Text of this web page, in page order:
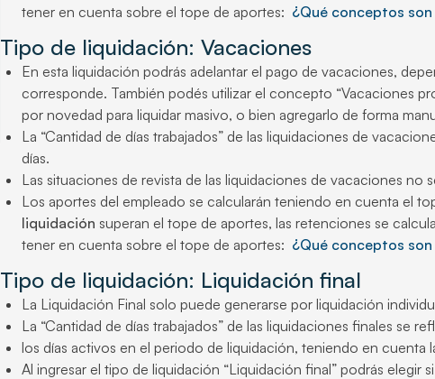
tener en cuenta sobre el tope de aportes: ¿Qué conceptos
Tipo de liquidación: Vacaciones
En esta liquidación podrás adelantar el pago de vacaciones,
corresponde. También podés utilizar el concepto “Vacaciones
por novedad para liquidar masivo, o bien agregarlo de forma
La “Cantidad de días trabajados” de las liquidaciones de
días.
Las situaciones de revista de las liquidaciones de vacaciones no
Los aportes del empleado se calcularán teniendo en cuenta el
liquidación superan el tope de aportes, las retenciones se
tener en cuenta sobre el tope de aportes: ¿Qué conceptos
Tipo de liquidación: Liquidación final
La Liquidación Final solo puede generarse por liquidación
La “Cantidad de días trabajados” de las liquidaciones finales se
los días activos en el periodo de liquidación, teniendo en cuenta
Al ingresar el tipo de liquidación “Liquidación final” podrás elegir